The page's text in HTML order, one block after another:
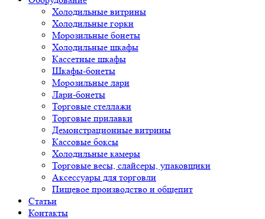
Холодильные витрины
Холодильные горки
Морозильные бонеты
Холодильные шкафы
Кассетные шкафы
Шкафы-бонеты
Морозильные лари
Лари-бонеты
Торговые стеллажи
Торговые прилавки
Демонстрационные витрины
Кассовые боксы
Холодильные камеры
Торговые весы, слайсеры, упаковщики
Аксессуары для торговли
Пищевое производство и общепит
Статьи
Контакты